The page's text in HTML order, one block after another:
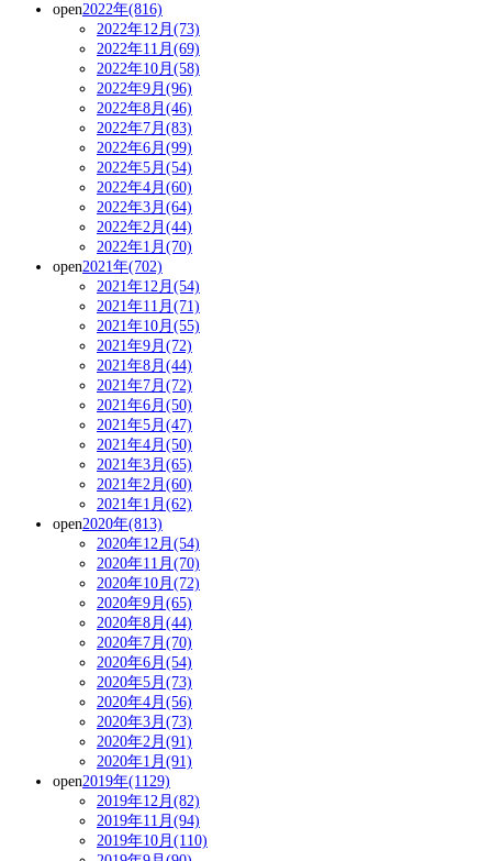
open2022年(816)
2022年12月(73)
2022年11月(69)
2022年10月(58)
2022年9月(96)
2022年8月(46)
2022年7月(83)
2022年6月(99)
2022年5月(54)
2022年4月(60)
2022年3月(64)
2022年2月(44)
2022年1月(70)
open2021年(702)
2021年12月(54)
2021年11月(71)
2021年10月(55)
2021年9月(72)
2021年8月(44)
2021年7月(72)
2021年6月(50)
2021年5月(47)
2021年4月(50)
2021年3月(65)
2021年2月(60)
2021年1月(62)
open2020年(813)
2020年12月(54)
2020年11月(70)
2020年10月(72)
2020年9月(65)
2020年8月(44)
2020年7月(70)
2020年6月(54)
2020年5月(73)
2020年4月(56)
2020年3月(73)
2020年2月(91)
2020年1月(91)
open2019年(1129)
2019年12月(82)
2019年11月(94)
2019年10月(110)